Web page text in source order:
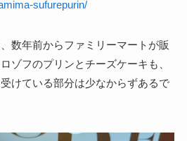
sufurepurin/
数年前からファミリーマートが販
ゾフのプリンとチーズケーキも、
けている部分は少なからずあるで